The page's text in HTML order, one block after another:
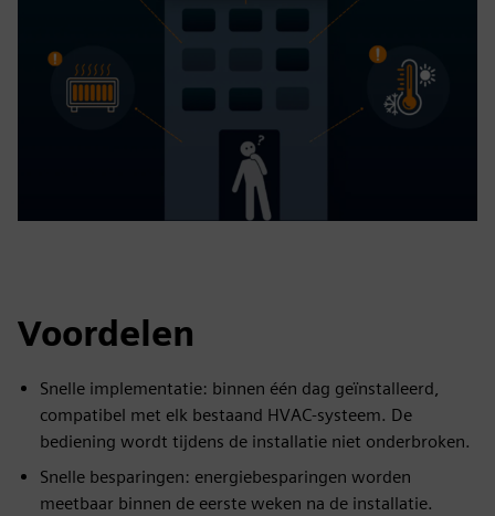
Voordelen
Snelle implementatie: binnen één dag geïnstalleerd,
compatibel met elk bestaand HVAC-systeem. De
bediening wordt tijdens de installatie niet onderbroken.
Snelle besparingen: energiebesparingen worden
meetbaar binnen de eerste weken na de installatie.